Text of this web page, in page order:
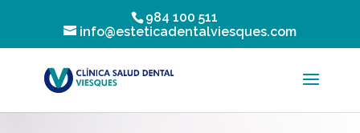
984 100 511
info@esteticadentalviesques.com